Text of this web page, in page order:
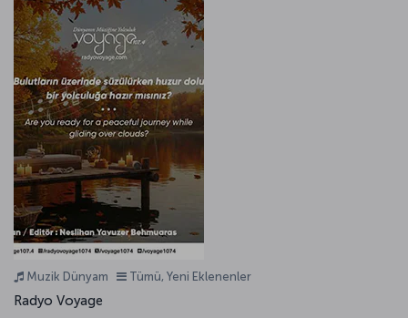
Muzik Dünyam Tümü, Yeni Eklenenler
Radyo Voyage